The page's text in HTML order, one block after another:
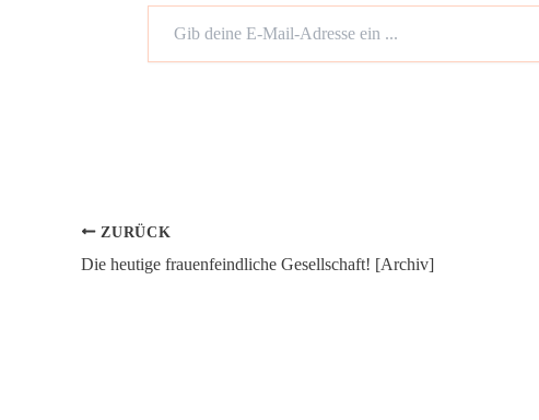
ZURÜCK
Die heutige frauenfeindliche Gesellschaft! [Archiv]